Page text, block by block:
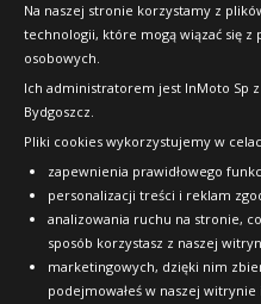
Na naszej stronie korzystamy z
technologii, które mogą wiązać się
osobowych.
Ich administratorem jest InMoto Sp z
Bydgoszcz.
Pliki cookies wykorzystujemy w
zapewnienia prawidłowego
personalizacji treści i reklam
analizowania ruchu na stronie,
sposób korzystasz z naszej
marketingowych, dzięki nim
podejmowałeś w naszej
Raty
FAQ
OFICJALNY